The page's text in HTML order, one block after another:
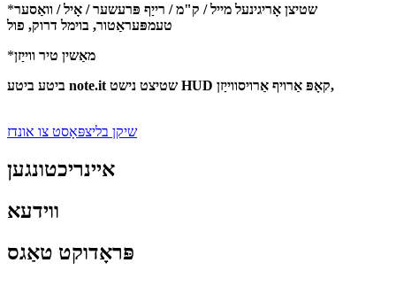
*שטיצן אָריגינעל מייל / ק"מ / רייַף פּרעשער / אָיל / וואַסער
טעמפּעראַטור, בוימל דרוק, פול
*מאַשין טיר ווייַזן
ביטע ביטע note.it שטיצט נישט HUD קאָפּ אַרויף אַרויסווייַזן,
שיקן בליצפּאָסט צו אונדז
איינריכטונגען
ווידעא
פּראָדוקט טאַגס